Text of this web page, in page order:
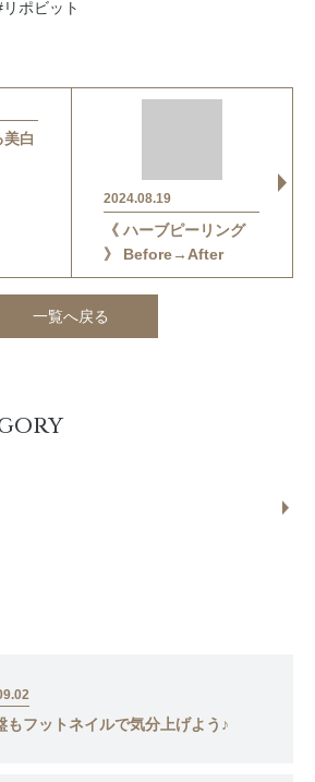
ポビット
白
2024.08.19
《 ハーブピーリング
》 Before→After
一覧へ戻る
もフットネイルで気分上げよう♪